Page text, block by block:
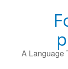
A Language